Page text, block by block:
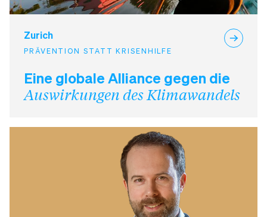
Zurich
PRÄVENTION STATT KRISENHILFE
Eine globale Alliance gegen die
Auswirkungen des Klimawandels